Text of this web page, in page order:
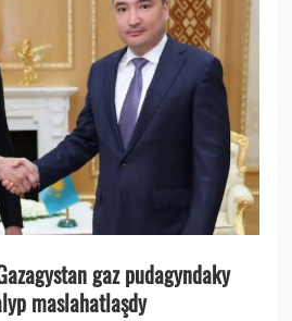
gaz pudagyndaky
maslahatlaşdy